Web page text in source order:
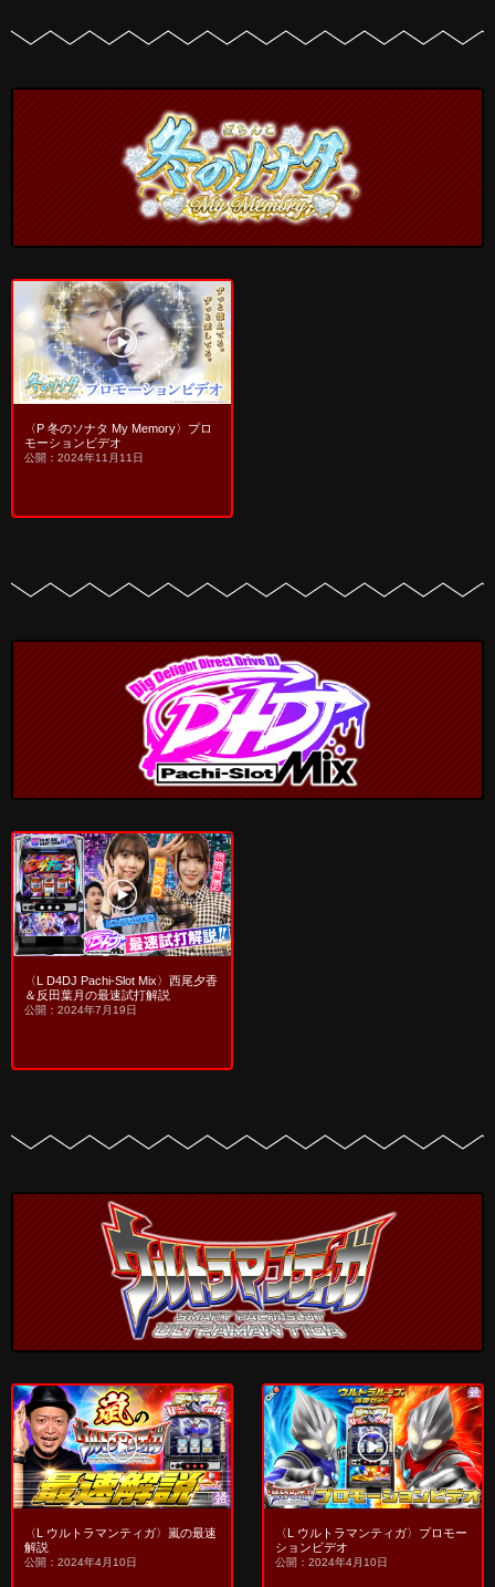
〈P 冬のソナタ My Memory〉プロ
モーションビデオ
公開：2024年11月11日
〈L D4DJ Pachi-Slot Mix〉西尾夕香
＆反田葉月の最速試打解説
公開：2024年7月19日
〈L ウルトラマンティガ〉嵐の最速
解説
公開：2024年4月10日
〈L ウルトラマンティガ〉プロモー
ションビデオ
公開：2024年4月10日